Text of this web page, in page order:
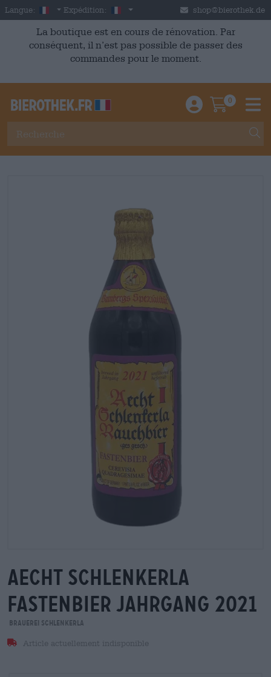
Skip to main content
Langue: French
Expédition: France shop@bierothek.de
La boutique est en cours de rénovation. Par
conséquent, il n’est pas possible de passer des
commandes pour le moment.
Einloggen /
0
aecht schlenkerla
fastenbier jahrgang 2021
Brauerei Schlenkerla
Article actuellement indisponible